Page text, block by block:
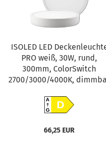
ISOLED LED
PRO weiß, 30W, rund,
300mm, ColorSwitch
2700/3000/4000K,
A
GD
66,25 EUR